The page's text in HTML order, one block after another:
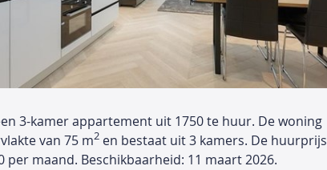
3-kamer appartement uit 1750 te huur. De woning
van 75 m2 en bestaat uit 3 kamers. De huurprijs
per maand. Beschikbaarheid: 11 maart 2026.